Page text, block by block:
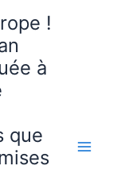
!
à
que